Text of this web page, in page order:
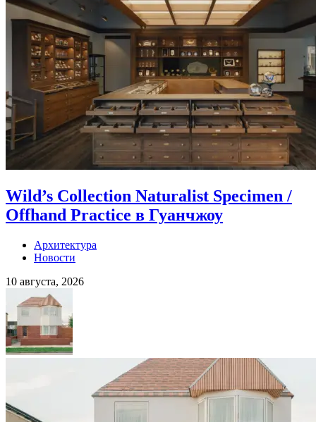
Wild’s Collection Naturalist Specimen /
Offhand Practice в Гуанчжоу
Архитектура
Новости
10 августа, 2026